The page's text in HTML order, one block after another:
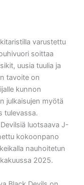
varustettu
soittaa
uusia tuulia ja
tavoite on
kunnon
julkaisujen myötä
tulevassa.
luotsaava J-
kokoonpano
nauhoitetun
2025.